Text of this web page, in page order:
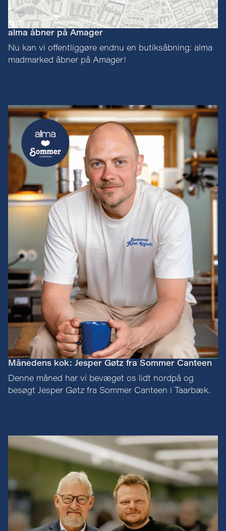
alma åbner på Amager
Nu kan vi offentliggøre endnu en butiksåbning: alma
madmarked åbner på Amager!
Månedens kok: Jesper Gøtz fra Sommer Canteen
Denne måned har vi bevæget os lidt nordpå og
besøgt Jesper Gøtz fra Sommer Canteen i Taarbæk.